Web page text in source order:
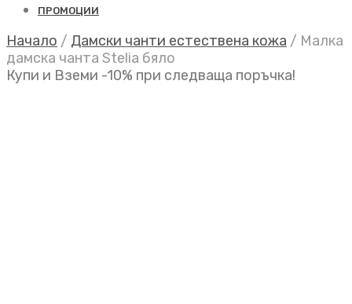
ПРОМОЦИИ
Начало / Дамски чанти естествена кожа / Малка
дамска чанта Stelia бяло
Купи и Вземи -10% при следваща поръчка!